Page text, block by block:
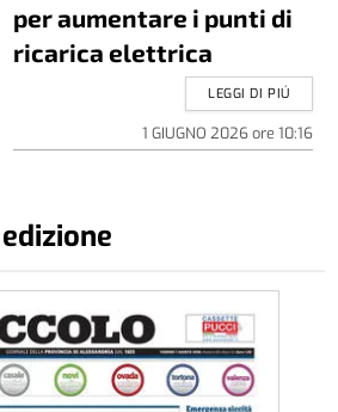
per aumentare i punti di
ricarica elettrica
1 GIUGNO 2026ore 10:16
LEGGI DI PIÚ